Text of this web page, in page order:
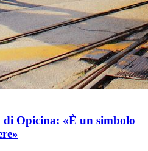
di Opicina: «È un simbolo